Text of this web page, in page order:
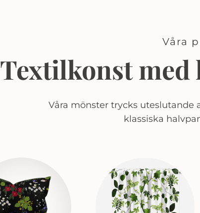
Våra
Textilkonst med
Våra mönster trycks uteslutande
klassiska